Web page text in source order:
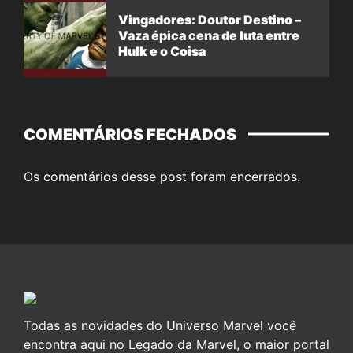
Vingadores: Doutor Destino –
Vaza épica cena de luta entre
Hulk e o Coisa
COMENTÁRIOS FECHADOS
Os comentários desse post foram encerrados.
Todas as novidades do Universo Marvel você
encontra aqui no Legado da Marvel, o maior portal